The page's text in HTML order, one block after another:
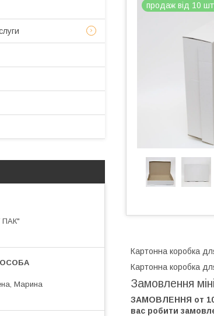
продаж від 10
Картонна коробка
Картонна коробка
Замовлення
ЗАМОВЛЕННЯ от 10
вас робити
ПАК"
Марина